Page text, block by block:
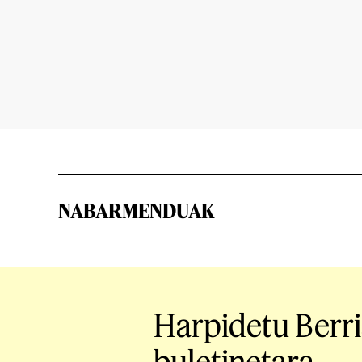
NABARMENDUAK
Harpidetu